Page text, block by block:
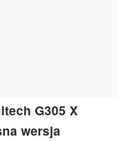
G305 X
wersja